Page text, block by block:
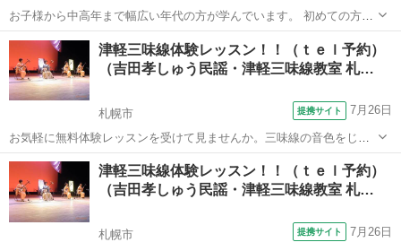
お子様から中高年まで幅広い年代の方が学んでいます。 初めての方も
大歓迎♪
北海道 札幌市 その他
津軽三味線体験レッスン！！（ｔｅｌ予約）
（吉田孝しゅう民謡・津軽三味線教室 札…
札幌市 提携サイト 7月26日
お気軽に無料体験レッスンを受けて見ませんか。三味線の音色をじか
に体験し、自分の合うコースを選ぶことが出来ます。
北海道 札幌市 三味線
津軽三味線体験レッスン！！（ｔｅｌ予約）
（吉田孝しゅう民謡・津軽三味線教室 札…
札幌市 提携サイト 7月26日